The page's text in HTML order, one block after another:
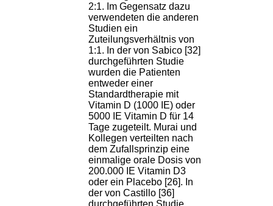
2:1. Im Gegensatz dazu
verwendeten die anderen
Studien ein
Zuteilungsverhältnis von
1:1. In der von Sabico [32]
durchgeführten Studie
wurden die Patienten
entweder einer
Standardtherapie mit
Vitamin D (1000 IE) oder
5000 IE Vitamin D für 14
Tage zugeteilt. Murai und
Kollegen verteilten nach
dem Zufallsprinzip eine
einmalige orale Dosis von
200.000 IE Vitamin D3
oder ein Placebo [26]. In
der von Castillo [36]
durchgeführten Studie